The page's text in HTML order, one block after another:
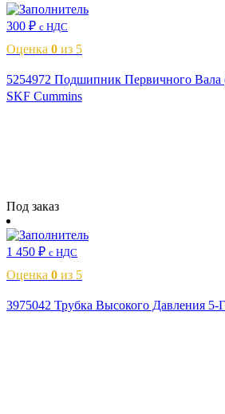
300 ₽ с НДС
Оценка 0 из 5
5254972 Подшипник Первичного Вала
SKF Cummins
Под заказ
1 450 ₽ с НДС
Оценка 0 из 5
3975042 Трубка Высокого Давления